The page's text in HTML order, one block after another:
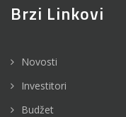
Brzi Linkovi
Novosti
Investitori
Budžet